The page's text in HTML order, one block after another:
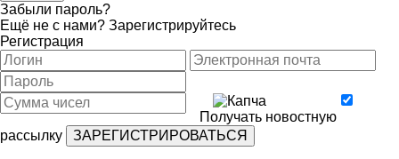
Забыли пароль?
Ещё не с нами? Зарегистрируйтесь
Регистрация
Получать новостную
рассылку